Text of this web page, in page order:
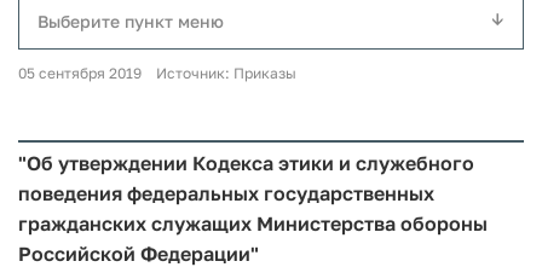
Выберите пункт меню
05 сентября 2019 Источник: Приказы
"Об утверждении Кодекса этики и служебного
поведения федеральных государственных
гражданских служащих Министерства обороны
Российской Федерации"